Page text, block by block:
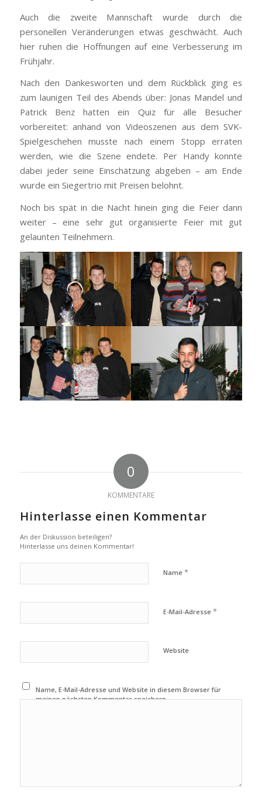
Auch die zweite Mannschaft wurde durch die
personellen Veränderungen etwas geschwächt. Auch
hier ruhen die Hoffnungen auf eine Verbesserung im
Frühjahr.
Nach den Dankesworten und dem Rückblick ging es
zum launigen Teil des Abends über: Jonas Mandel und
Patrick Benz hatten ein Quiz für alle Besucher
vorbereitet: anhand von Videoszenen aus dem SVK-
Spielgeschehen musste nach einem Stopp erraten
werden, wie die Szene endete. Per Handy konnte
dabei jeder seine Einschätzung abgeben – am Ende
wurde ein Siegertrio mit Preisen belohnt.
Noch bis spät in die Nacht hinein ging die Feier dann
weiter – eine sehr gut organisierte Feier mit gut
gelaunten Teilnehmern.
0
KOMMENTARE
Hinterlasse einen Kommentar
An der Diskussion beteiligen?
Hinterlasse uns deinen Kommentar!
Name *
E-Mail-Adresse *
Website
Name, E-Mail-Adresse und Website in diesem Browser für
meinen nächsten Kommentar speichern.